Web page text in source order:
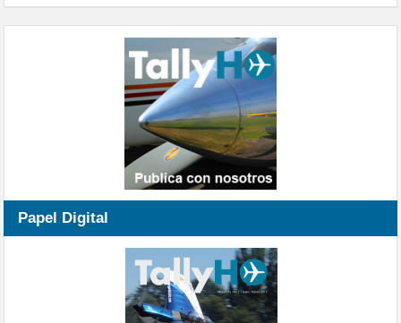
Papel Digital